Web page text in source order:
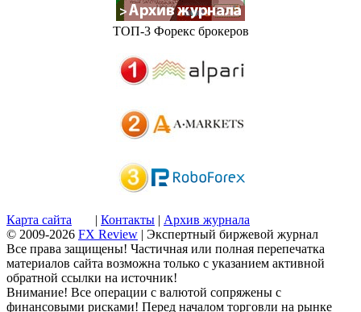
ТОП-3 Форекс брокеров
Карта сайта | Контакты | Архив журнала
© 2009-2026 FX Review | Экспертный биржевой журнал
Все права защищены! Частичная или полная перепечатка
материалов сайта возможна только с указанием активной
обратной ссылки на источник!
Внимание! Все операции с валютой сопряжены с
финансовыми рисками! Перед началом торговли на рынке